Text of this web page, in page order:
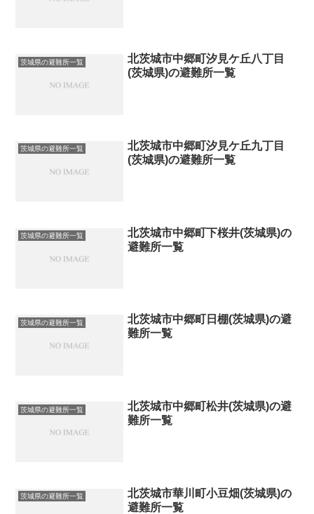
茨城県の避難所一覧
北茨城市中郷町汐見ケ丘八丁目
(茨城県)の避難所一覧
茨城県の避難所一覧
北茨城市中郷町汐見ケ丘九丁目
(茨城県)の避難所一覧
茨城県の避難所一覧
北茨城市中郷町下桜井(茨城県)の
避難所一覧
茨城県の避難所一覧
北茨城市中郷町日棚(茨城県)の避
難所一覧
茨城県の避難所一覧
北茨城市中郷町松井(茨城県)の避
難所一覧
茨城県の避難所一覧
北茨城市華川町小豆畑(茨城県)の
避難所一覧